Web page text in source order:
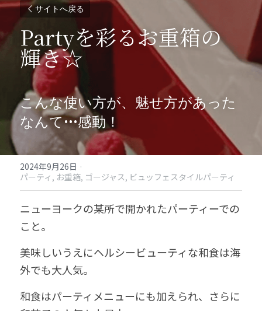
サイトへ戻る
Partyを彩るお重箱の
輝き☆
こんな使い方が、魅せ方があった
なんて•••感動！
2024年9月26日 ·
パーティ, お重箱, ゴージャス, ビュッフェスタイルパーティ
ニューヨークの某所で開かれたパーティーでの
こと。
美味しいうえにヘルシービューティな和食は海
外でも大人気。
和食はパーティメニューにも加えられ、さらに